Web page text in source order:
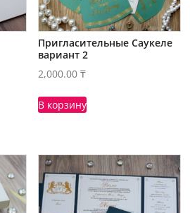
Пригласительные Саукеле
вариант 2
2,000.00₸
В корзину